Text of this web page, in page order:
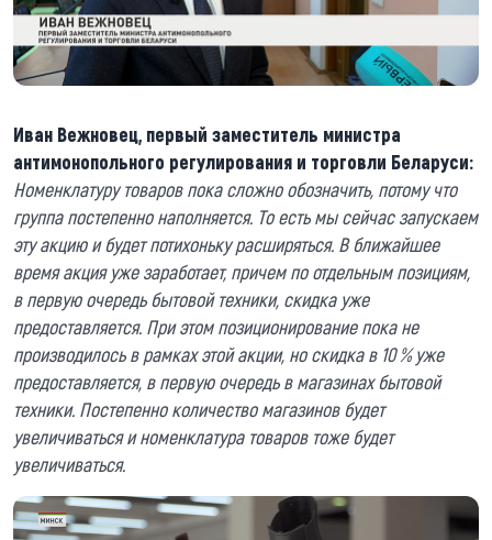
Иван Вежновец, первый заместитель министра
антимонопольного регулирования и торговли Беларуси:
Номенклатуру товаров пока сложно обозначить, потому что
группа постепенно наполняется. То есть мы сейчас запускаем
эту акцию и будет потихоньку расширяться. В ближайшее
время акция уже заработает, причем по отдельным позициям,
в первую очередь бытовой техники, скидка уже
предоставляется. При этом позиционирование пока не
производилось в рамках этой акции, но скидка в 10 % уже
предоставляется, в первую очередь в магазинах бытовой
техники. Постепенно количество магазинов будет
увеличиваться и номенклатура товаров тоже будет
увеличиваться.